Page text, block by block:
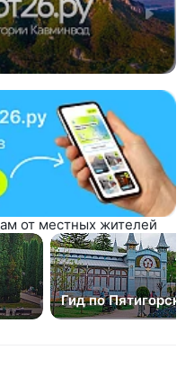
от местных жителей
Гид по Пятигорску